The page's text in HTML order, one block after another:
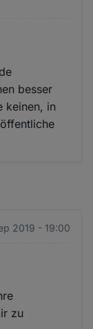
besser
keinen, in
2019 - 19:00
zu